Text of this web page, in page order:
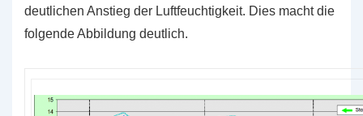
deutlichen Anstieg der Luftfeuchtigkeit. Dies macht die
folgende Abbildung deutlich.